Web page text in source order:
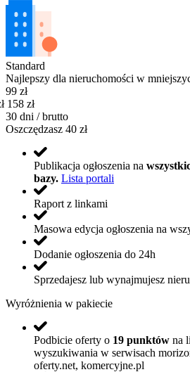
Standard
Najlepszy dla nieruchomości w
99 zł
158 zł
30 dni /brutto
Oszczędzasz 40 zł
Publikacja ogłoszenia na
bazy. Lista portali
Raport z linkami
Masowa edycja ogłoszenia na
Dodanie ogłoszenia do 24h
Sprzedajesz lub wynajmujesz
Wyróżnienia w pakiecie
Podbicie oferty o 19 punktów na
wyszukiwania w serwisach
oferty.net, komercyjne.pl